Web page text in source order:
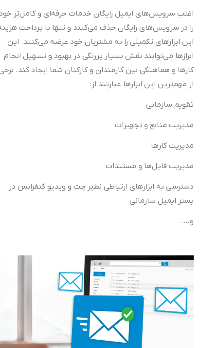
اغلب سرویس‌های ایمیل رایگان خدمات حرفه‌ای و کامل‌تر خود
را در سرویس‌های رایگان حذف می‌کنند و تنها با پرداخت هزینه
این ابزارهای تکمیلی را به مشتریان خود عرضه می‌کنند. این
ابرازها می‌توانند نقش بسیار پررنگی در بهبود و تسهیل انجام
کارها و هماهنگی بین کارمندان و کارکنان شما ایجاد کند. برخی
از مهم‌ترین این ابزارها عبارتند از:
تقویم سازمانی
مدیریت منابع و تجهیزات
مدیریت کارها
مدیریت فایل‌ها و مستندات
دسترسی به ابزارهای ارتباطی نظیر چت و ویدیو کنفرانس در
بستر ایمیل سازمانی